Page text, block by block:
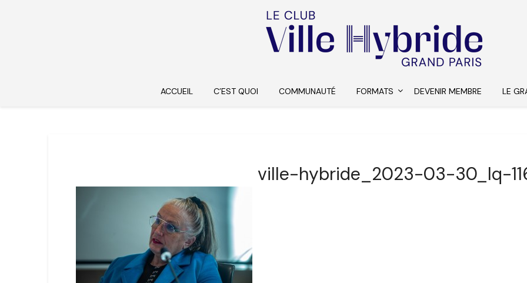
ACCUEIL C’EST QUOI COMMUNAUTÉ FORMATS DEVENIR MEMBRE LE
ville-hybride_2023-03-30_lq-